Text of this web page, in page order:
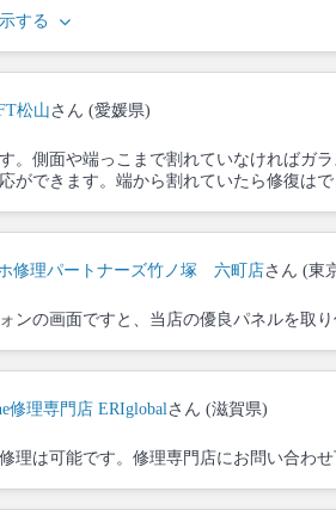
する
松山 さん (愛媛県)
。側面や端っこまで割れていなければガ
ができます。端から割れていたら修復は
修理パートナーズ竹ノ塚 六町店さん (東
ンの画面ですと、当店の優良パネルを取り
修理専門店 ERIglobal さん (滋賀県)
理は可能です。修理専門店にお問い合わせ